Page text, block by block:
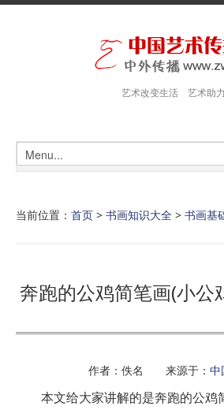
艺术改变生活 艺术助
当前位置： 首页 > 书画知识大全 > 书画基
奔跑的公鸡简笔画(小公
作者：佚名 来源于： 中
本文给大家讲解的是奔跑的公鸡